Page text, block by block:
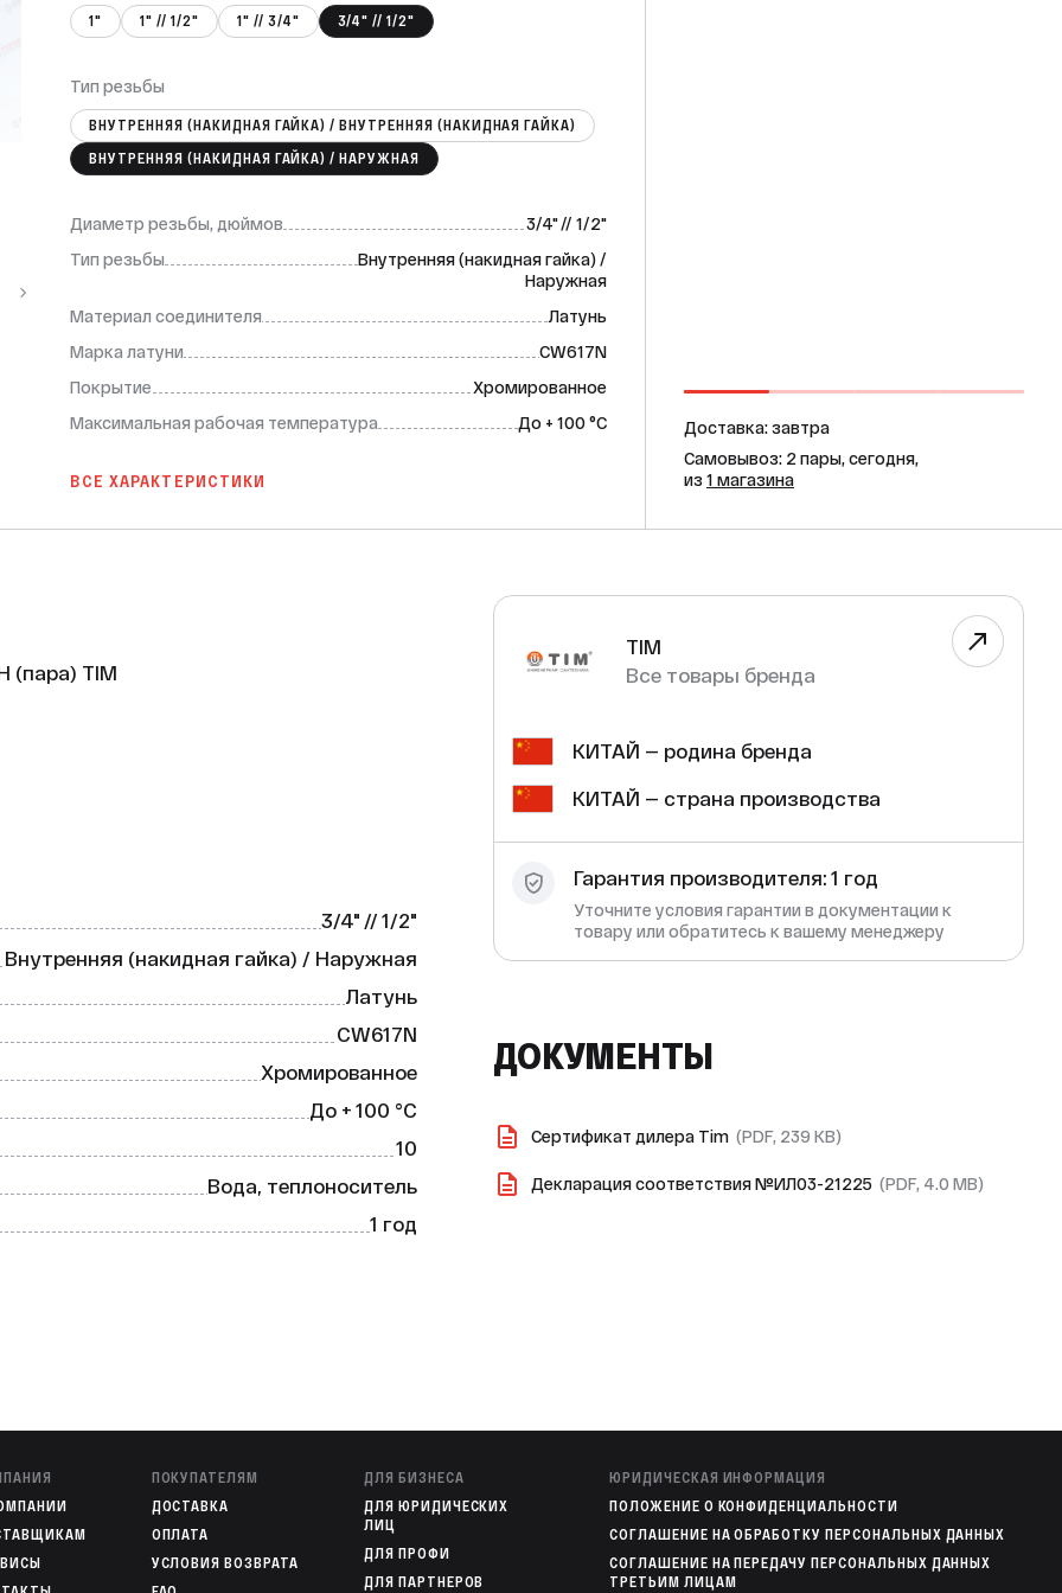
1" 1" // 1/2" 1" // 3/4" 3/4" // 1/2"
Тип резьбы
ВНУТРЕННЯЯ (НАКИДНАЯ ГАЙКА) / ВНУТРЕННЯЯ (НАКИДНАЯ ГАЙКА)
ВНУТРЕННЯЯ (НАКИДНАЯ ГАЙКА) / НАРУЖНАЯ
Диаметр резьбы, дюймов
3/4" // 1/2"
Тип резьбы
Внутренняя (накидная гайка) /
Наружная
Материал соединителя
Латунь
Марка латуни
CW617N
Покрытие
Хромированное
Максимальная рабочая температура
До + 100 °С
ВСЕ ХАРАКТЕРИСТИКИ
Доставка: завтра
Самовывоз: 2 пары, сегодня,
из 1 магазина
(пара) TIM
— это надёжное и качественное
— 2 шт.
3/4" // 1/2"
Внутренняя (накидная гайка) / Наружная
Латунь
CW617N
Хромированное
До + 100 °С
10
Вода, теплоноситель
1 год
TIM
Все товары бренда
КИТАЙ — родина бренда
КИТАЙ — страна производства
Гарантия производителя: 1 год
Уточните условия гарантии в документации к
товару или обратитесь к вашему менеджеру
ДОКУМЕНТЫ
Сертификат дилера Tim (PDF, 239 KB)
Декларация соответствия №ИЛ03-21225 (PDF, 4.0 MB)
ПОКУПАТЕЛЯМ
ДОСТАВКА
ОПЛАТА
УСЛОВИЯ ВОЗВРАТА
ДЛЯ БИЗНЕСА
ДЛЯ ЮРИДИЧЕСКИХ
ЛИЦ
ДЛЯ ПРОФИ
ДЛЯ ПАРТНЕРОВ
ЮРИДИЧЕСКАЯ ИНФОРМАЦИЯ
ПОЛОЖЕНИЕ О КОНФИДЕНЦИАЛЬНОСТИ
СОГЛАШЕНИЕ НА ОБРАБОТКУ ПЕРСОНАЛЬНЫХ ДАННЫХ
СОГЛАШЕНИЕ НА ПЕРЕДАЧУ ПЕРСОНАЛЬНЫХ ДАННЫХ
ТРЕТЬИМ ЛИЦАМ